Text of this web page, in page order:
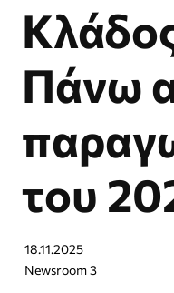
Πάνω
του
18.11.2025
Newsroom 3